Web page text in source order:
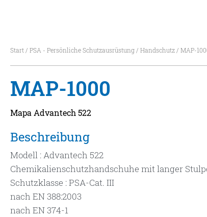
Start / PSA - Persönliche Schutzausrüstung / Handschutz / MAP-
MAP-1000
Mapa Advantech 522
Beschreibung
Modell : Advantech 522
Chemikalienschutzhandschuhe mit langer
Schutzklasse : PSA-Cat. III
nach EN 388:2003
nach EN 374-1